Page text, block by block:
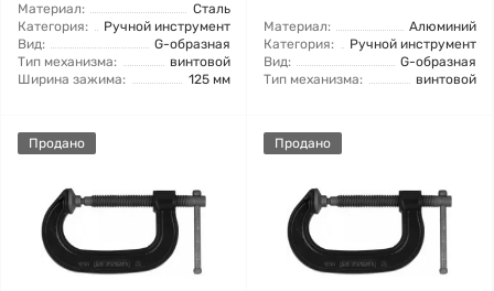
Материал:
Сталь
Категория:
Ручной инструмент
Вид:
G-образная
Тип механизма:
винтовой
Ширина зажима:
125 мм
Материал:
Алюминий
Категория:
Ручной инструмент
Вид:
G-образная
Тип механизма:
винтовой
Продано Продано